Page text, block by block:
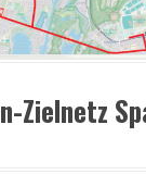
Zielnetz